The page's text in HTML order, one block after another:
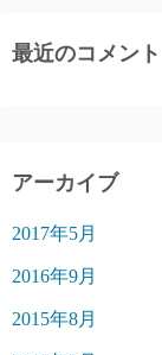
最近のコメント
アーカイブ
2017年5月
2016年9月
2015年8月